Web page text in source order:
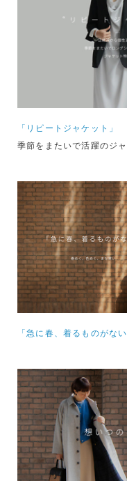
「リピートジャケット」
季節をまたいで活躍のジ
「急に春、着るものがない